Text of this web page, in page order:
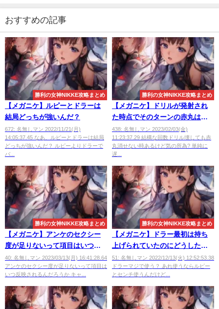
おすすめの記事
勝利の女神NIKKE攻略まとめ
【メガニケ】ルピーとドラーは
結局どっちが強いんだ？
672: 名無しマン 2022/11/21(月)
14:05:37.45 なあ、ルピーとドラーは結局
どっちが強いんだ？ ルピーよりドラーで
バ...
勝利の女神NIKKE攻略まとめ
【メガニケ】ドリルが発射され
た時点でそのターンの赤丸はも
う壊せない
438: 名無しマン 2023/02/03(金)
11:23:37.29 結構な回数ドリル壊しても赤
丸消せない時あるけど気の所為? 単純に
遅...
勝利の女神NIKKE攻略まとめ
【メガニケ】アンケのセクシー
度が足りないって項目はいつ反
映されるんだろうか
40: 名無しマン 2023/03/13(月) 16:41:28.64
アンケのセクシー度が足りないって項目は
いつ反映されるんだろうか キャ...
勝利の女神NIKKE攻略まとめ
【メガニケ】ドラー最初は持ち
上げられていたのにどうしたん
だ
51: 名無しマン 2022/12/13(火) 12:52:53.38
ドラーマジで使う？ あれ使うならルピー
とセンチ使うんだけど...